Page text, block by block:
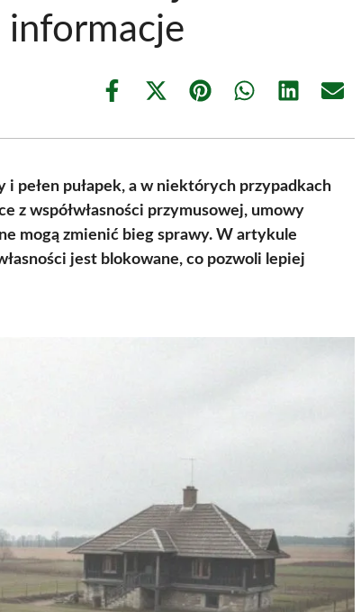
informacje
Share
Share
(Twitter)
Share Share Share Share
pełen pułapek, a w niektórych przypadkach
z współwłasności przymusowej, umowy
mogą zmienić bieg sprawy. W artykule
jest blokowane, co pozwoli lepiej